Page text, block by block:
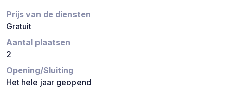
Prijs van de diensten
Gratuit
Aantal plaatsen
2
Opening/Sluiting
Het hele jaar geopend